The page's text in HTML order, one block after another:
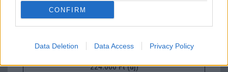
CONFIRM
Data Deletion Data Access Privacy Policy
224.000 Ft (új)